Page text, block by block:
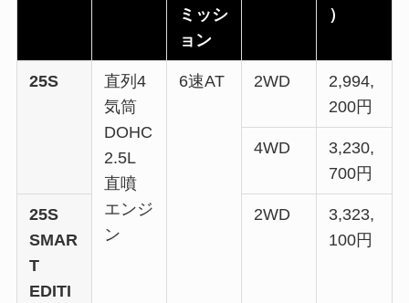
ミッシ
ョン
）
25S
直列4
気筒
DOHC
2.5L
直噴
エンジ
ン
6速AT 2WD
2,994,
200円
4WD
3,230,
700円
25S
SMAR
T
EDITI
2WD
3,323,
100円